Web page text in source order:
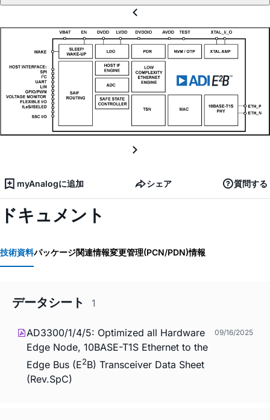
myAnalogに追加 シェア 質問する
ドキュメント
技術資料パッケージ関連情報変更管理(PCN/PDN)情報
データシート 1
AD3300/1/4/5: Optimized all Hardware
Edge Node, 10BASE-T1S Ethernet to the
Edge Bus (E2B) Transceiver Data Sheet
(Rev.SpC)
09/16/2025